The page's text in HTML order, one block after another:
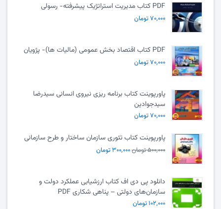
PDF کتاب مدیریت استراتژیک پیشرفته- رسولی
۷۰,۰۰۰ تومان
PDF کتاب اقتصاد بخش عمومی (مالیات ها)- پژویان
۷۰,۰۰۰ تومان
پاورپوینت کتاب برنامه ریزی نیروی انسانی سیدرضا
سیدجوادین
۷۰,۰۰۰ تومان
پاورپوینت کتاب تئوری سازمان ساختار و طرح سازمانی
۵۰۰,۰۰۰ تومان ۳۰۰,۰۰۰ تومان
دانلود پی دی اف کتاب ارزشیابی عملکرد دولت و
سازمان‌های دولتی – پناهی شکاری PDF
۱۰۲,۰۰۰ تومان